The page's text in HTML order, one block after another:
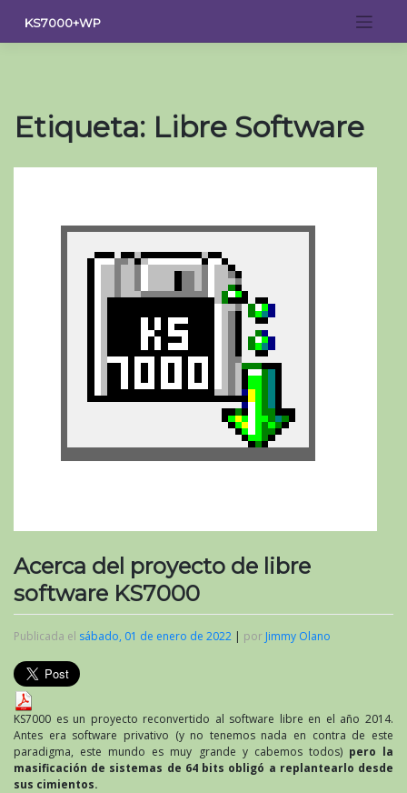
contenido
KS7000+WP
Etiqueta: Libre Software
Acerca del proyecto de libre
software KS7000
Publicada el sábado, 01 de enero de 2022 | por Jimmy Olano
KS7000 es un proyecto reconvertido al software libre en el año 2014.
Antes era software privativo (y no tenemos nada en contra de este
paradigma, este mundo es muy grande y cabemos todos) pero la
masificación de sistemas de 64 bits obligó a replantearlo desde
sus cimientos.